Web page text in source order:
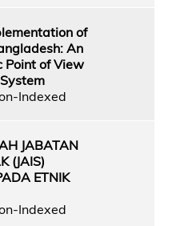
of
An
Point of View
Indexed
JABATAN
(JAIS)
ETNIK
Indexed